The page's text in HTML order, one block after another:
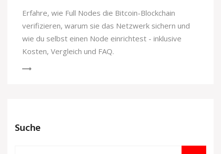
Erfahre, wie Full Nodes die Bitcoin-Blockchain
verifizieren, warum sie das Netzwerk sichern und
wie du selbst einen Node einrichtest - inklusive
Kosten, Vergleich und FAQ.
Suche